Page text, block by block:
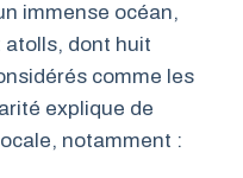
immense océan,
atolls, dont huit
comme les
explique de
notamment :